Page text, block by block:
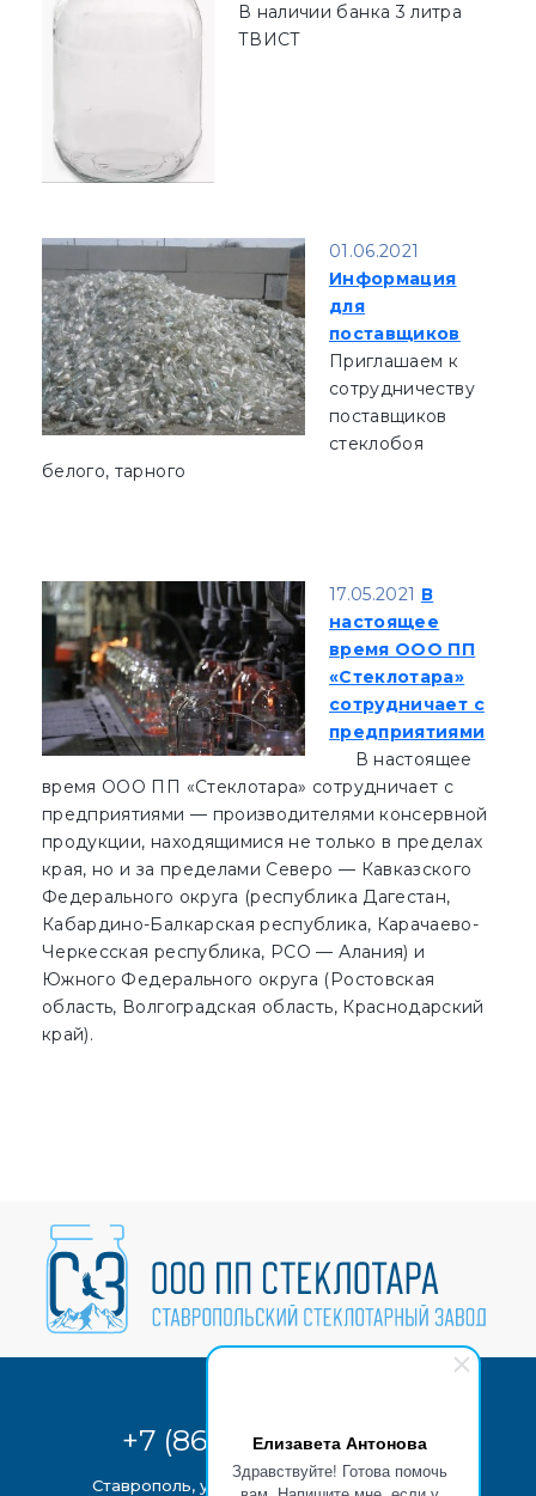
Елизавета Антонова
Здравствуйте! Готова помочь
В наличии банка 3 литра
ТВИСТ
01.06.2021
Информация
для
поставщиков
Приглашаем к
сотрудничеству
поставщиков
стеклобоя
белого, тарного
17.05.2021 В
настоящее
время ООО ПП
«Стеклотара»
сотрудничает с
предприятиями
В настоящее
время ООО ПП «Стеклотара» сотрудничает с
предприятиями — производителями консервной
продукции, находящимися не только в пределах
края, но и за пределами Северо — Кавказского
Федерального округа (республика Дагестан,
Кабардино-Балкарская республика, Карачаево-
Черкесская республика, РСО — Алания) и
Южного Федерального округа (Ростовская
область, Волгоградская область, Краснодарский
край).
+7 (8652) 28-07-72
Ставрополь, ул. Бабушкина, 7